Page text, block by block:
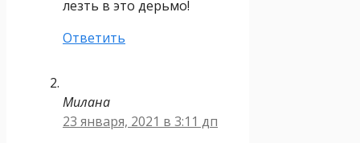
лезть в это дерьмо!
Ответить
Милана
23 января, 2021 в 3:11 дп